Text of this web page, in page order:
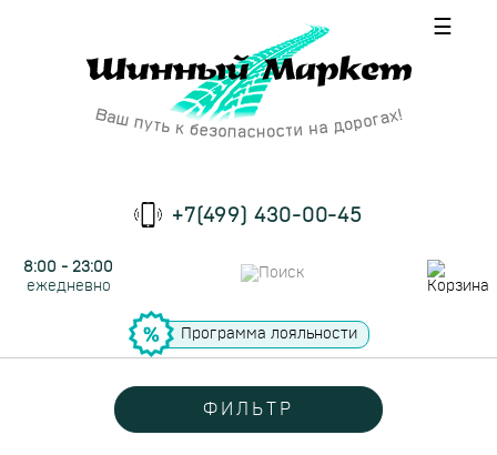
☰
+7(499) 430-00-45
8:00 - 23:00
ежедневно
Программа лояльности
ФИЛЬТР